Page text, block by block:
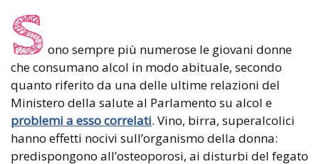
S ono sempre più numerose le giovani donne
che consumano alcol in modo abituale, secondo
quanto riferito da una delle ultime relazioni del
Ministero della salute al Parlamento su alcol e
problemi a esso correlati. Vino, birra, superalcolici
hanno effetti nocivi sull’organismo della donna:
predispongono all’osteoporosi, ai disturbi del fegato